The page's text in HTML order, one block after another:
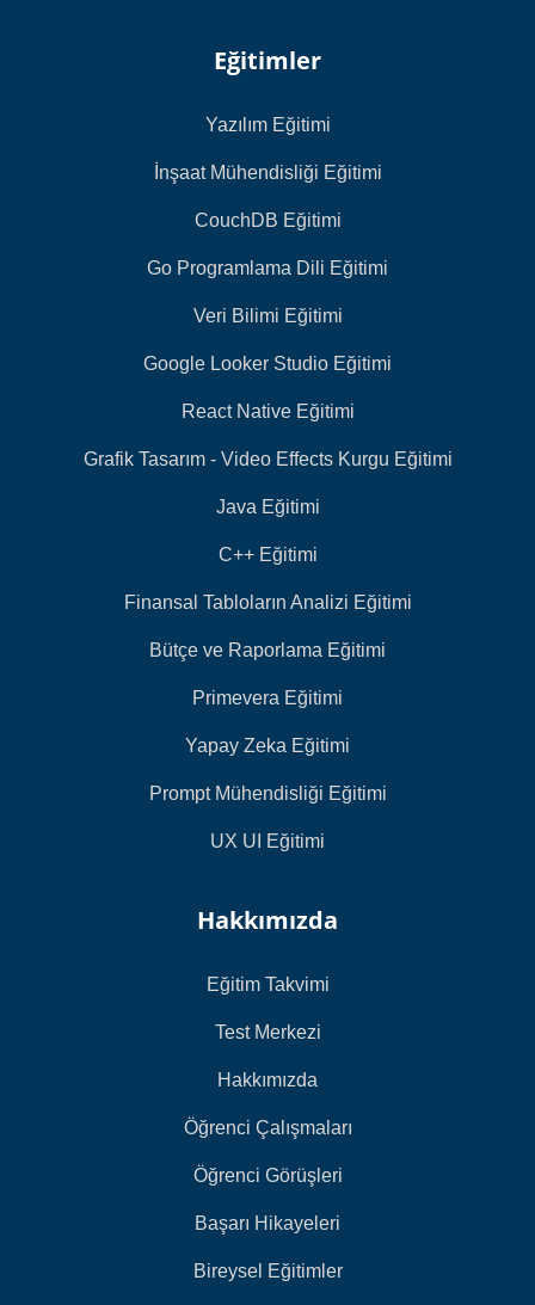
Eğitimler
Yazılım Eğitimi
İnşaat Mühendisliği Eğitimi
CouchDB Eğitimi
Go Programlama Dili Eğitimi
Veri Bilimi Eğitimi
Google Looker Studio Eğitimi
React Native Eğitimi
Grafik Tasarım - Video Effects Kurgu Eğitimi
Java Eğitimi
C++ Eğitimi
Finansal Tabloların Analizi Eğitimi
Bütçe ve Raporlama Eğitimi
Primevera Eğitimi
Yapay Zeka Eğitimi
Prompt Mühendisliği Eğitimi
UX UI Eğitimi
Hakkımızda
Eğitim Takvimi
Test Merkezi
Hakkımızda
Öğrenci Çalışmaları
Öğrenci Görüşleri
Başarı Hikayeleri
Bireysel Eğitimler